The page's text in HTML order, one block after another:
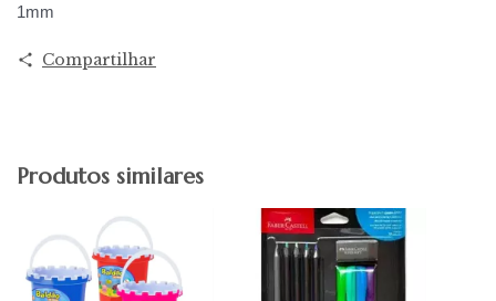
1mm
Compartilhar
Produtos similares